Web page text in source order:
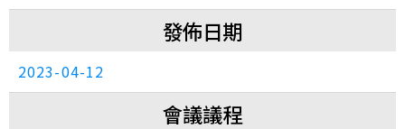
發佈日期
2023-04-12
會議議程